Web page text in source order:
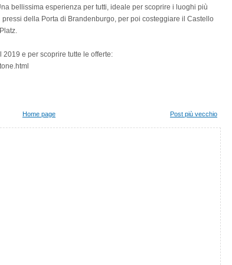
bellissima esperienza per tutti, ideale per scoprire i luoghi più
della Porta di Brandenburgo, per poi costeggiare il Castello
e per scoprire tutte le offerte:
Post più vecchio
Home page